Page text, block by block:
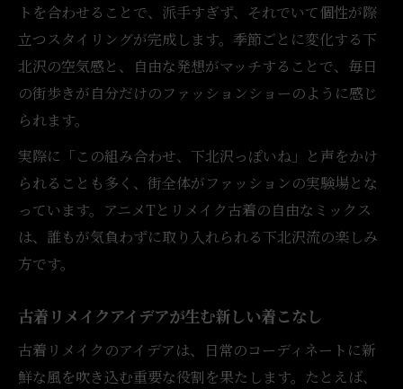
トを合わせることで、派手すぎず、それでいて個性が際
立つスタイリングが完成します。季節ごとに変化する下
北沢の空気感と、自由な発想がマッチすることで、毎日
の街歩きが自分だけのファッションショーのように感じ
られます。
実際に「この組み合わせ、下北沢っぽいね」と声をかけ
られることも多く、街全体がファッションの実験場とな
っています。アニメTとリメイク古着の自由なミックス
は、誰もが気負わずに取り入れられる下北沢流の楽しみ
方です。
古着リメイクアイデアが生む新しい着こなし
古着リメイクのアイデアは、日常のコーディネートに新
鮮な風を吹き込む重要な役割を果たします。たとえば、